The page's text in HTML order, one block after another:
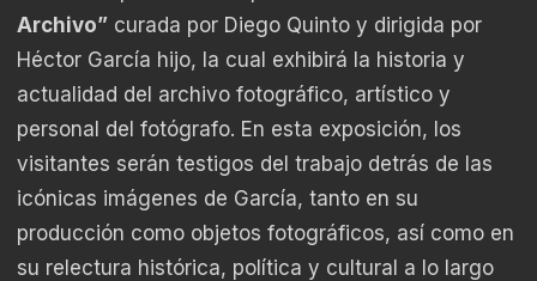
Archivo” curada por Diego Quinto y dirigida por
Héctor García hijo, la cual exhibirá la historia y
actualidad del archivo fotográfico, artístico y
personal del fotógrafo. En esta exposición, los
visitantes serán testigos del trabajo detrás de las
icónicas imágenes de García, tanto en su
producción como objetos fotográficos, así como en
su relectura histórica, política y cultural a lo largo